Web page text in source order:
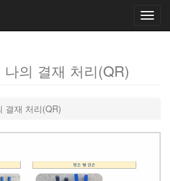
나의 결재 처리(QR)
결재 처리(QR)